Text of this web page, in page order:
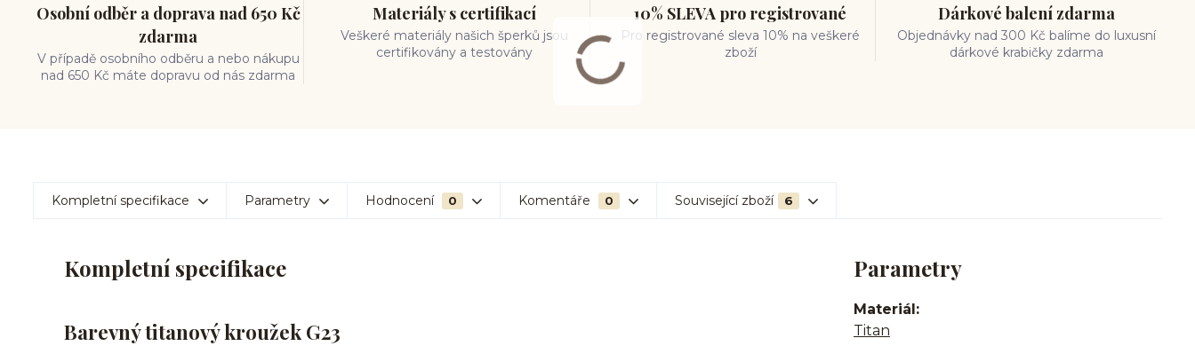
Osobní odběr a doprava nad 650 Kč
zdarma
V případě osobního odběru a nebo nákupu
nad 650 Kč máte dopravu od nás zdarma
Materiály s certifikací
Veškeré materiály našich šperků jsou
certifikovány a testovány
10% SLEVA pro registrované
Pro registrované sleva 10% na veškeré
zboží
Dárkové balení zdarma
Objednávky nad 300 Kč balíme do luxusní
dárkové krabičky zdarma
Kompletní specifikace Parametry Hodnocení 0 Komentáře 0 Související zboží 6
Kompletní specifikace
Barevný titanový kroužek G23
Parametry
Materiál
Titan